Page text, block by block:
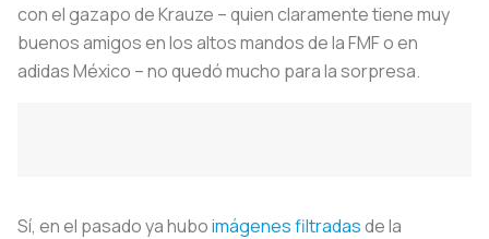
con el gazapo de Krauze – quien claramente tiene muy
buenos amigos en los altos mandos de la FMF o en
adidas México – no quedó mucho para la sorpresa.
Sí, en el pasado ya huboimágenes filtradasde la